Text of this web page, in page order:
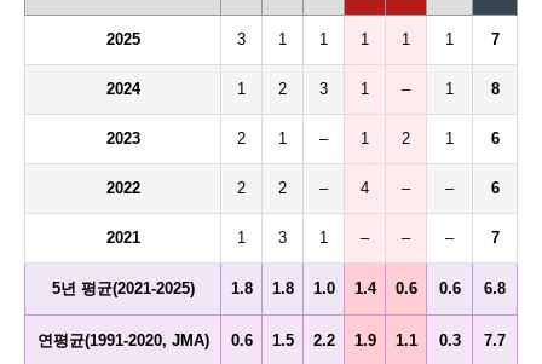
2025 3 1 1 1 1 1 7
2024 1 2 3 1 – 1 8
2023 2 1 – 1 2 1 6
2022 2 2 – 4 – – 6
2021 1 3 1 – – – 7
5년 평균(2021-2025) 1.8 1.8 1.0 1.4 0.6 0.6 6.8
연평균(1991-2020, JMA) 0.6 1.5 2.2 1.9 1.1 0.3 7.7